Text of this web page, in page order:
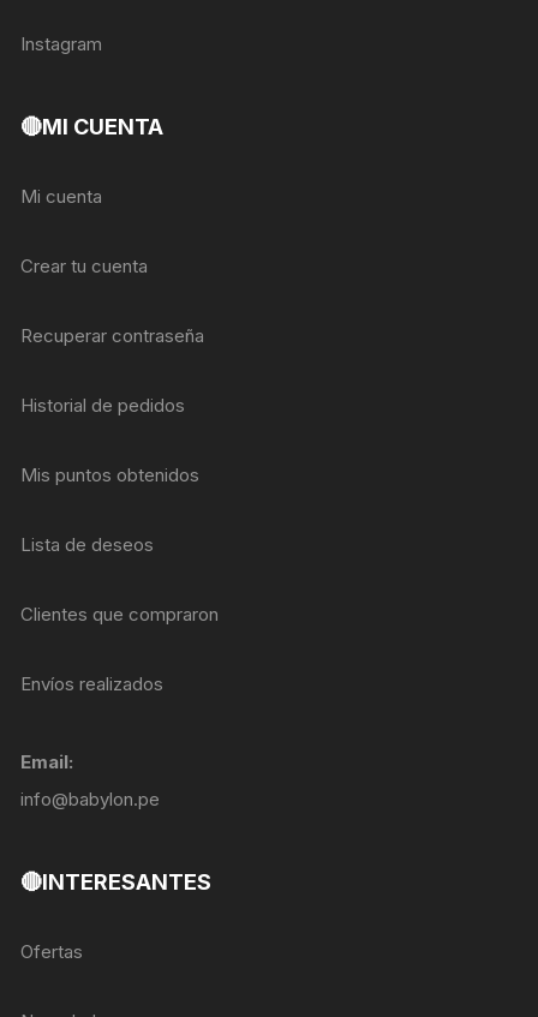
Instagram
🔴MI CUENTA
Mi cuenta
Crear tu cuenta
Recuperar contraseña
Historial de pedidos
Mis puntos obtenidos
Lista de deseos
Clientes que compraron
Envíos realizados
Email:
info@babylon.pe
🔴INTERESANTES
Ofertas